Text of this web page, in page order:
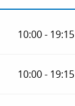
10:00 - 19:15
10:00 - 19:15